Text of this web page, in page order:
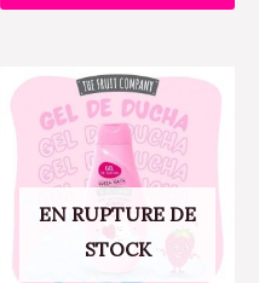
EN RUPTURE DE
STOCK